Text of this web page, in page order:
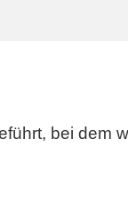
bei dem